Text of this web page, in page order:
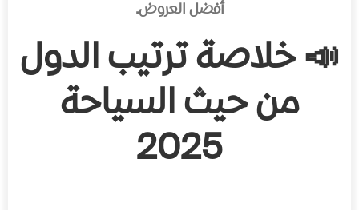
أفضل العروض.
📣 خلاصة ترتيب الدول
من حيث السياحة
2025